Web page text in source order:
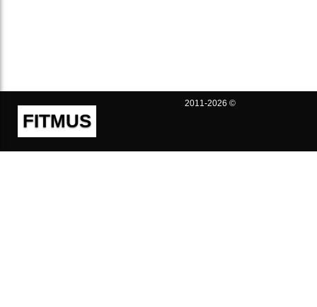
FITMUS
2011-2026 ©